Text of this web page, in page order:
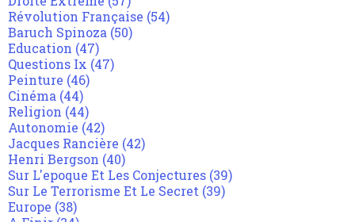
Révolution Française (54)
Baruch Spinoza (50)
Education (47)
Questions Ix (47)
Peinture (46)
Cinéma (44)
Religion (44)
Autonomie (42)
Jacques Rancière (42)
Henri Bergson (40)
Sur L'epoque Et Les Conjectures (39)
Sur Le Terrorisme Et Le Secret (39)
Europe (38)